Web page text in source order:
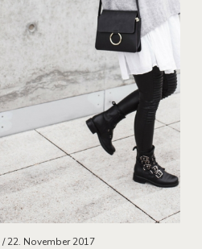
22. November 2017